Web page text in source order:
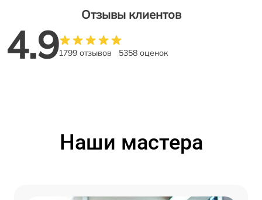
Отзывы клиентов
4.91799 отзывов 5358 оценок
Наши мастера